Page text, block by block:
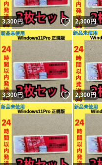
3,300円 いいね！
2,300円
3,300円 いいね！
2,300円